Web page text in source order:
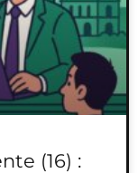
(16) :